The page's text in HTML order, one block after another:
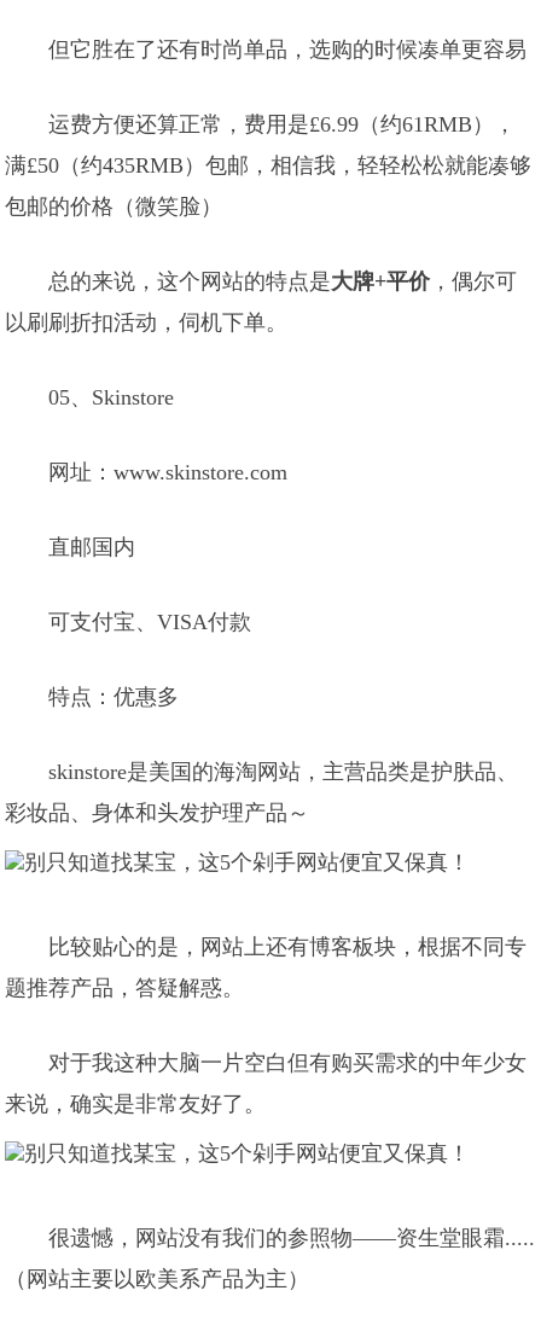
但它胜在了还有时尚单品，选购的时候凑单更容易
运费方便还算正常，费用是£6.99（约61RMB），
满£50（约435RMB）包邮，相信我，轻轻松松就能凑够
包邮的价格（微笑脸）
总的来说，这个网站的特点是大牌+平价，偶尔可
以刷刷折扣活动，伺机下单。
05、Skinstore
网址：www.skinstore.com
直邮国内
可支付宝、VISA付款
特点：优惠多
skinstore是美国的海淘网站，主营品类是护肤品、
彩妆品、身体和头发护理产品～
比较贴心的是，网站上还有博客板块，根据不同专
题推荐产品，答疑解惑。
对于我这种大脑一片空白但有购买需求的中年少女
来说，确实是非常友好了。
很遗憾，网站没有我们的参照物——资生堂眼霜.....
（网站主要以欧美系产品为主）